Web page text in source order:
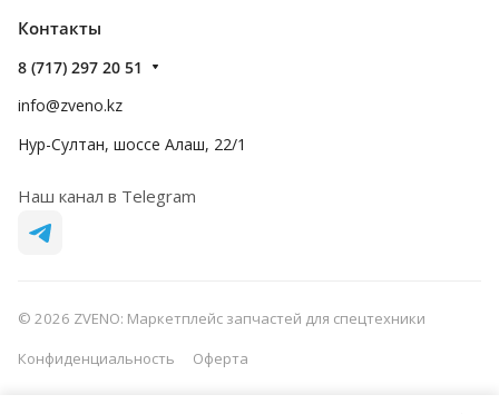
Контакты
8 (717) 297 20 51
info@zveno.kz
Нур-Султан, шоссе Алаш, 22/1
Наш канал в Telegram
© 2026 ZVENO: Маркетплейс запчастей для спецтехники
Конфиденциальность
Оферта